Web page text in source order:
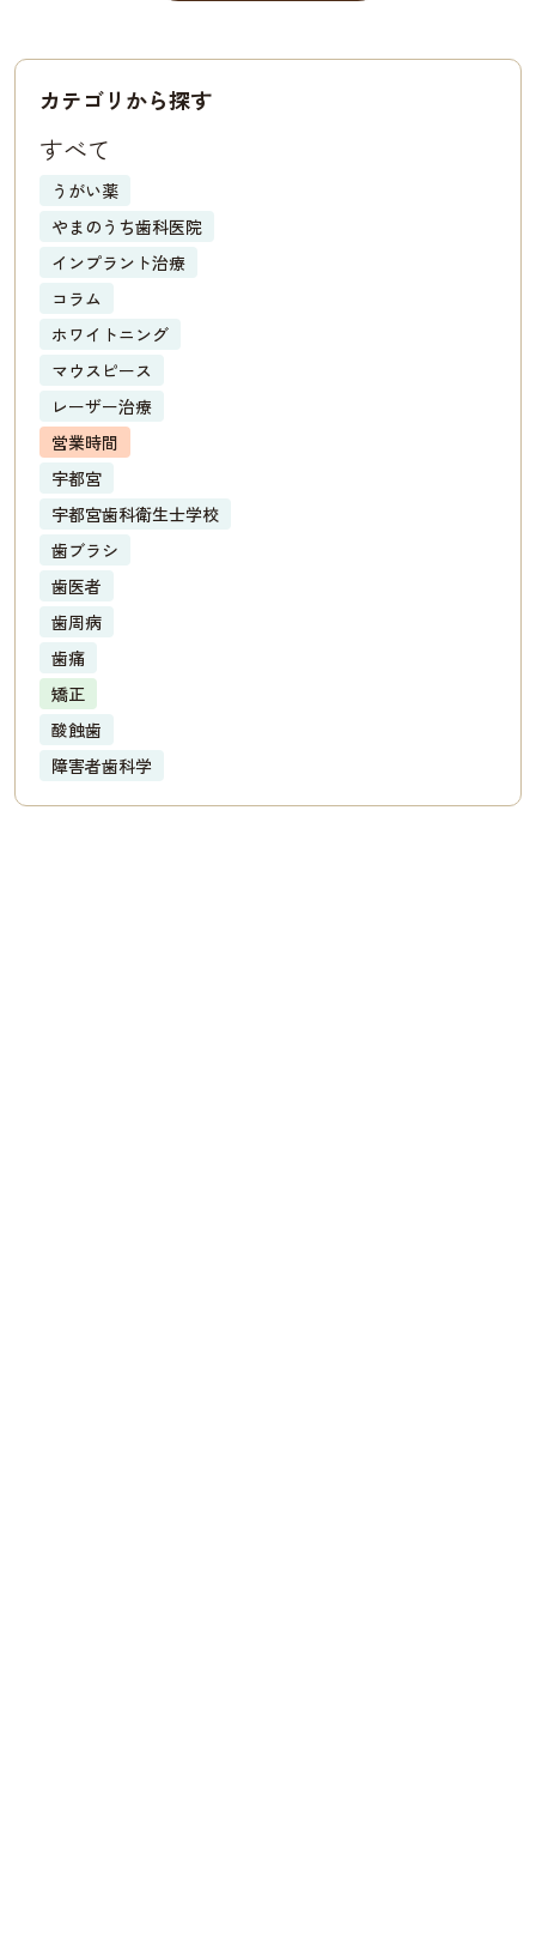
カテゴリから探す
すべて
うがい薬
やまのうち歯科医院
インプラント治療
コラム
ホワイトニング
マウスピース
レーザー治療
営業時間
宇都宮
宇都宮歯科衛生士学校
歯ブラシ
歯医者
歯周病
歯痛
矯正
酸蝕歯
障害者歯科学